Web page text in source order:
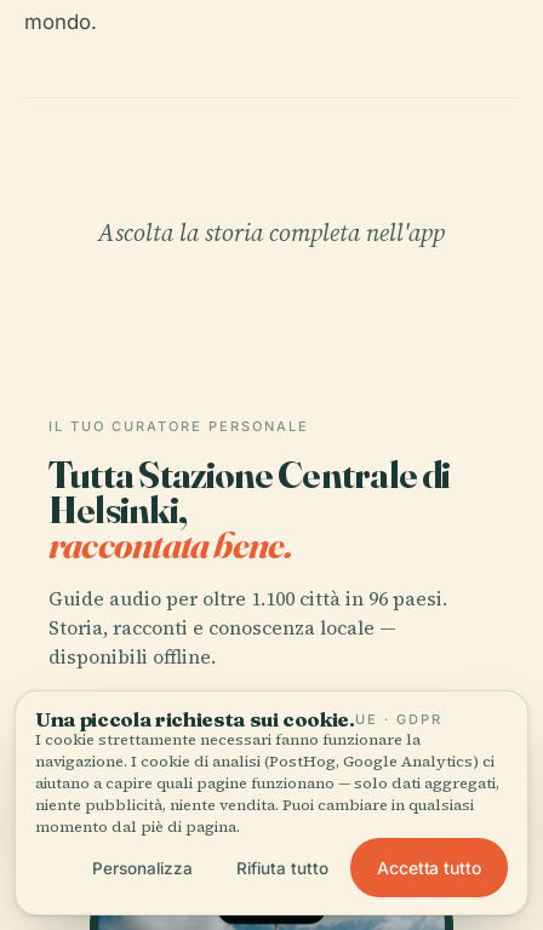
mondo.
Ascolta la storia completa nell'app
IL TUO CURATORE PERSONALE
Tutta Stazione Centrale di
Helsinki,
raccontata bene.
Guide audio per oltre 1.100 città in 96 paesi.
Storia, racconti e conoscenza locale —
disponibili offline.
Scarica l'app
Unisciti a oltre 50.000 viaggiatori
Una piccola richiesta sui cookie.UE · GDPR
I cookie strettamente necessari fanno funzionare la
navigazione. I cookie di analisi (PostHog, Google Analytics) ci
aiutano a capire quali pagine funzionano — solo dati aggregati,
niente pubblicità, niente vendita. Puoi cambiare in qualsiasi
momento dal piè di pagina.
Personalizza Rifiuta tutto Accetta tutto